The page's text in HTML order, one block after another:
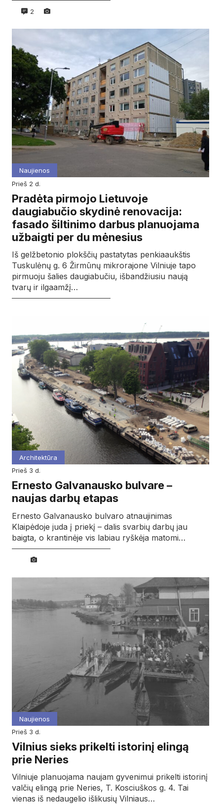
2
Naujienos
prieš 2 d.
Pradėta pirmojo Lietuvoje
daugiabučio skydinė renovacija:
fasado šiltinimo darbus planuojama
užbaigti per du mėnesius
Iš gelžbetonio plokščių pastatytas penkiaaukštis
Tuskulėnų g. 6 Žirmūnų mikrorajone Vilniuje tapo
pirmuoju šalies daugiabučiu, išbandžiusiu naują
tvarų ir ilgaamžį…
Architektūra
prieš 3 d.
Ernesto Galvanausko bulvare –
naujas darbų etapas
Ernesto Galvanausko bulvaro atnaujinimas
Klaipėdoje juda į priekį – dalis svarbių darbų jau
baigta, o krantinėje vis labiau ryškėja matomi…
Naujienos
prieš 3 d.
Vilnius sieks prikelti istorinį elingą
prie Neries
Vilniuje planuojama naujam gyvenimui prikelti istorinį
valčių elingą prie Neries, T. Kosciuškos g. 4. Tai
vienas iš nedaugelio išlikusių Vilniaus…